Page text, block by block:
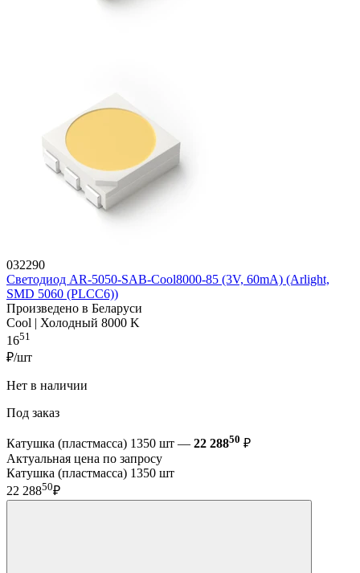
032290
Светодиод AR-5050-SAB-Cool8000-85 (3V, 60mA) (Arlight,
SMD 5060 (PLCC6))
Произведено в Беларуси
Cool | Холодный 8000 K
1651
₽/шт
Нет в наличии
Под заказ
Катушка (пластмасса) 1350 шт — 22 28850 ₽
Актуальная цена по запросу
Катушка (пластмасса) 1350 шт
22 28850₽